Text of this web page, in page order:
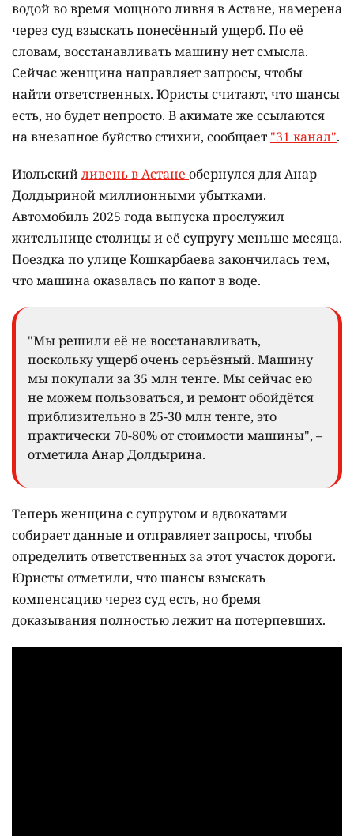
водой во время мощного ливня в Астане, намерена
через суд взыскать понесённый ущерб. По её
словам, восстанавливать машину нет смысла.
Сейчас женщина направляет запросы, чтобы
найти ответственных. Юристы считают, что шансы
есть, но будет непросто. В акимате же ссылаются
на внезапное буйство стихии, сообщает "31 канал".
Июльскийливень в Астане обернулся для Анар
Долдыриной миллионными убытками.
Автомобиль 2025 года выпуска прослужил
жительнице столицы и её супругу меньше месяца.
Поездка по улице Кошкарбаева закончилась тем,
что машина оказалась по капот в воде.
"Мы решили её не восстанавливать,
поскольку ущерб очень серьёзный. Машину
мы покупали за 35 млн тенге. Мы сейчас ею
не можем пользоваться, и ремонт обойдётся
приблизительно в 25-30 млн тенге, это
практически 70-80% от стоимости машины", –
отметила Анар Долдырина.
Теперь женщина с супругом и адвокатами
собирает данные и отправляет запросы, чтобы
определить ответственных за этот участок дороги.
Юристы отметили, что шансы взыскать
компенсацию через суд есть, но бремя
доказывания полностью лежит на потерпевших.